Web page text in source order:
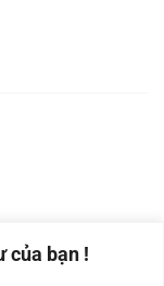
của bạn !